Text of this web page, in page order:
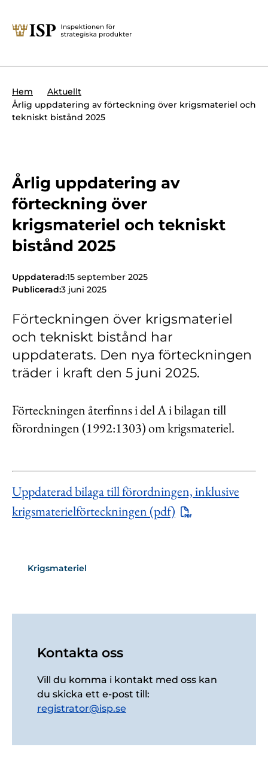
Söktips:
Presskontakt
Forskningssäkerhet
Krigsmateriel
Produkter med dubbla
Internationella sanktioner
Kemvapen-konventionen
Om ISP
Kontakt
Kundwebben
In English
Hem
Aktuellt
Årlig uppdatering av förteckning över krigsmateriel och
tekniskt bistånd 2025
Årlig uppdatering av
förteckning över
krigsmateriel och tekniskt
bistånd 2025
Uppdaterad:15 september 2025
Publicerad:3 juni 2025
Förteckningen över krigsmateriel
och tekniskt bistånd har
uppdaterats. Den nya förteckningen
träder i kraft den 5 juni 2025.
Förteckningen återfinns i del A i bilagan till
förordningen (1992:1303) om krigsmateriel.
Uppdaterad bilaga till förordningen, inklusive
krigsmaterielförteckningen (pdf)
Krigsmateriel
Kontakta oss
Vill du komma i kontakt med oss kan
du skicka ett e-post till:
registrator@isp.se